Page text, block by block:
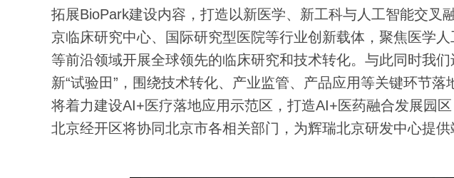
拓展BioPark建设内容，打造以新医学、新工科与人工智能交叉
京临床研究中心、国际研究型医院等行业创新载体，聚焦医学
等前沿领域开展全球领先的临床研究和技术转化。与此同时我
新“试验田”，围绕技术转化、产业监管、产品应用等关键环节
将着力建设AI+医疗落地应用示范区，打造AI+医药融合发展园
北京经开区将协同北京市各相关部门，为辉瑞北京研发中心提供